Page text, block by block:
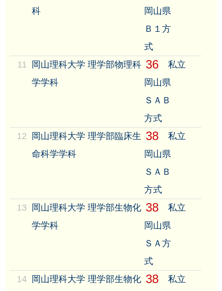
科
岡山県
Ｂ１方
式
11
岡山理科大学 理学部物理科
学学科
36
私立
岡山県
ＳＡＢ
方式
12
岡山理科大学 理学部臨床生
命科学学科
38
私立
岡山県
ＳＡＢ
方式
13
岡山理科大学 理学部生物化
学学科
38
私立
岡山県
ＳＡ方
式
14 岡山理科大学 理学部生物化 38
私立